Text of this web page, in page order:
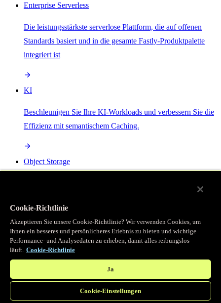
Enterprise Serverless
Die leistungsstärkste serverlose Plattform, die auf offenen
Standards basiert und in die gesamte Fastly-Produktpalette
integriert ist
KI
Beschleunigen Sie Ihre KI-Workloads und verbessern Sie die
Effizienz mit semantischem Caching.
Object Storage
Programmierbarer Cache
Erhalten Sie vollständigen programmatischen Zugriff auf das
legendäre Caching, das unser CDN antreibt.
Cookie-Richtlinie
Akzeptieren Sie unsere Cookie-Richtlinie? Wir verwenden Cookies, um
Ihnen ein besseres und persönlicheres Erlebnis zu bieten und wichtige
Performance- und Analysedaten zu erheben, damit alles reibungslos
läuft. Cookie-Richtlinie
Ja
Cookie-Einstellungen